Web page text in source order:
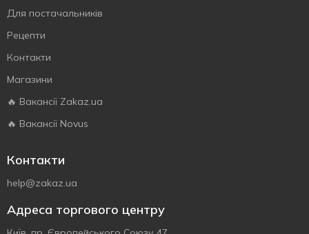
Для постачальників
Рецепти
Контакти
Магазини
🔥 Вакансії Zakaz.ua
🔥 Вакансії Novus
Контакти
help@zakaz.ua
Адреса торгового центру